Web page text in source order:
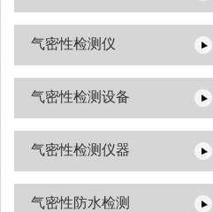
气密性检测仪
气密性检测设备
气密性检测仪器
气密性防水检测